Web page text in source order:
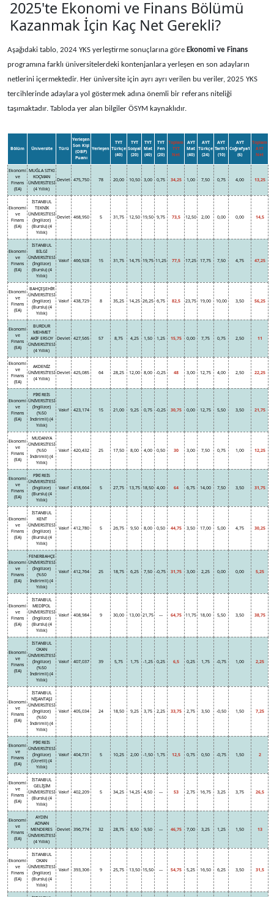
2025'te Ekonomi ve Finans Bölümü
Kazanmak İçin Kaç Net Gerekli?
Aşağıdaki tablo, 2024 YKS yerleştirme sonuçlarına göre Ekonomi ve Finans
programına farklı üniversitelerdeki kontenjanlara yerleşen en son adayların
netlerini içermektedir. Her üniversite için ayrı ayrı verilen bu veriler, 2025 YKS
tercihlerinde adaylara yol göstermek adına önemli bir referans niteliği
taşımaktadır. Tabloda yer alan bilgiler ÖSYM kaynaklıdır.
Bölüm Üniversite Türü
Yerleşen
Son Kişi
(OBP)
Puanı
Yerleşen
TYT
Türkçe
(40)
TYT
Sosyal
(20)
TYT
Mat
(40)
TYT
Fen
(20)
Toplam
TYT
Net
AYT
Mat
(40)
AYT
Türkçe
(24)
AYT
Tarih1
(10)
AYT
Coğrafya1
(6)
Toplam
AYT
Net
Ekonomi
ve
Finans
(EA)
MUĞLA SITKI
KOÇMAN
ÜNİVERSİTESİ
(4 Yıllık)
Devlet 475,750 78 20,00 10,50 3,00 0,75 34,25 1,00 7,50 0,75 4,00 13,25
Ekonomi
ve
Finans
(EA)
İSTANBUL
TEKNİK
ÜNİVERSİTESİ
(İngilizce)
(Burslu) (4
Yıllık)
Devlet 468,950 5 31,75 12,50 19,50 9,75 73,5 12,50 2,00 0,00 0,00 14,5
Ekonomi
ve
Finans
(EA)
İSTANBUL
BİLGİ
ÜNİVERSİTESİ
(İngilizce)
(Burslu) (4
Yıllık)
Vakıf 466,928 15 31,75 14,75 19,75 11,25 77,5 17,25 17,75 7,50 4,75 47,25
Ekonomi
ve
Finans
(EA)
BAHÇEŞEHİR
ÜNİVERSİTESİ
(İngilizce)
(Burslu) (4
Yıllık)
Vakıf 438,729 8 35,25 14,25 26,25 6,75 82,5 23,75 19,00 10,00 3,50 56,25
Ekonomi
ve
Finans
(EA)
BURDUR
MEHMET
AKİF ERSOY
ÜNİVERSİTESİ
(4 Yıllık)
Devlet 427,565 57 8,75 4,25 1,50 1,25 15,75 0,00 7,75 0,75 2,50 11
Ekonomi
ve
Finans
(EA)
AKDENİZ
ÜNİVERSİTESİ
(4 Yıllık)
Devlet 425,085 64 28,25 12,00 8,00 -0,25 48 3,00 12,75 4,00 2,50 22,25
Ekonomi
ve
Finans
(EA)
PİRİ REİS
ÜNİVERSİTESİ
(İngilizce)
(%50
İndirimli) (4
Yıllık)
Vakıf 423,174 15 21,00 9,25 0,75 -0,25 30,75 0,00 12,75 5,50 3,50 21,75
Ekonomi
ve
Finans
(EA)
MUDANYA
ÜNİVERSİTESİ
(%50
İndirimli) (4
Yıllık)
Vakıf 420,432 25 17,50 8,00 4,00 0,50 30 3,00 7,50 0,75 1,00 12,25
Ekonomi
ve
Finans
(EA)
PİRİ REİS
ÜNİVERSİTESİ
(İngilizce)
(Burslu) (4
Yıllık)
Vakıf 418,664 5 27,75 13,75 18,50 4,00 64 6,75 14,00 7,50 3,50 31,75
Ekonomi
ve
Finans
(EA)
İSTANBUL
KENT
ÜNİVERSİTESİ
(İngilizce)
(Burslu) (4
Yıllık)
Vakıf 412,780 5 26,75 9,50 8,00 0,50 44,75 3,50 17,00 5,00 4,75 30,25
Ekonomi
ve
Finans
(EA)
FENERBAHÇE
ÜNİVERSİTESİ
(İngilizce)
(%50
İndirimli) (4
Yıllık)
Vakıf 412,764 25 18,75 6,25 7,50 -0,75 31,75 3,00 2,25 0,00 0,00 5,25
Ekonomi
ve
Finans
(EA)
İSTANBUL
MEDİPOL
ÜNİVERSİTESİ
(İngilizce)
(Burslu) (4
Yıllık)
Vakıf 408,984 9 30,00 13,00 21,75 --- 64,75 11,75 18,00 5,50 3,50 38,75
Ekonomi
ve
Finans
(EA)
İSTANBUL
OKAN
ÜNİVERSİTESİ
(İngilizce)
(%50
İndirimli) (4
Yıllık)
Vakıf 407,037 39 5,75 1,75 -1,25 0,25 6,5 0,25 1,75 -0,75 1,00 2,25
Ekonomi
ve
Finans
(EA)
İSTANBUL
NİŞANTAŞI
ÜNİVERSİTESİ
(İngilizce)
(%50
İndirimli) (4
Yıllık)
Vakıf 405,034 24 18,50 9,25 3,75 2,25 33,75 2,75 3,50 -0,50 1,50 7,25
Ekonomi
ve
Finans
(EA)
PİRİ REİS
ÜNİVERSİTESİ
(İngilizce)
(Ücretli) (4
Yıllık)
Vakıf 404,731 5 10,25 2,00 -1,50 1,75 12,5 0,75 0,50 -0,75 1,50 2
Ekonomi
ve
Finans
(EA)
İSTANBUL
GELİŞİM
ÜNİVERSİTESİ
(Burslu) (4
Yıllık)
Vakıf 402,209 5 34,25 14,25 4,50 --- 53 2,75 16,75 3,25 3,75 26,5
Ekonomi
ve
Finans
(EA)
AYDIN
ADNAN
MENDERES
ÜNİVERSİTESİ
(4 Yıllık)
Devlet 396,774 32 28,75 8,50 9,50 --- 46,75 7,00 3,25 1,25 1,50 13
Ekonomi
ve
Finans
(EA)
İSTANBUL
OKAN
ÜNİVERSİTESİ
(İngilizce)
(Burslu) (4
Yıllık)
Vakıf 393,306 9 25,75 13,50 15,50 --- 54,75 5,25 16,50 6,25 3,50 31,5